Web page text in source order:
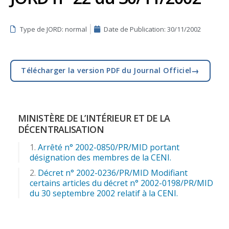
Type de JORD: normal Date de Publication: 30/11/2002
Télécharger la version PDF du Journal Officiel→
MINISTÈRE DE L’INTÉRIEUR ET DE LA
DÉCENTRALISATION
Arrêté n° 2002-0850/PR/MID portant
désignation des membres de la CENI.
Décret n° 2002-0236/PR/MID Modifiant
certains articles du décret n° 2002-0198/PR/MID
du 30 septembre 2002 relatif à la CENI.